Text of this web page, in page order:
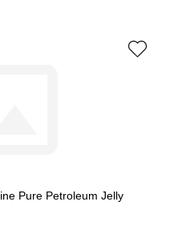
Pure Petroleum Jelly